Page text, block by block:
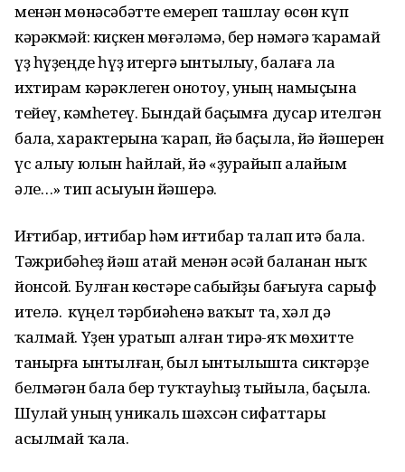
менән мөнәсәбәтте емереп ташлау өсөн күп
кәрәкмәй: киҫкен мөғәләмә, бер нәмәгә ҡарамай
үҙ һүҙеңде һүҙ итергә ынтылыу, балаға ла
ихтирам кәрәклеген онотоу, уның намыҫына
тейеү, кәмһетеү. Бындай баҫымға дусар ителгән
бала, характерына ҡарап, йә баҫыла, йә йәшерен
үс алыу юлын һайлай, йә «ҙурайып алайым
әле…» тип асыуын йәшерә.
Иғтибар, иғтибар һәм иғтибар талап итә бала.
Тәжрибәһеҙ йәш атай менән әсәй баланан ныҡ
йонсой. Булған көстәре сабыйҙы бағыуға сарыф
ителә. Ә күңел тәрбиәһенә ваҡыт та, хәл дә
ҡалмай. Үҙен уратып алған тирә-яҡ мөхитте
танырға ынтылған, был ынтылышта сиктәрҙе
белмәгән бала бер туҡтауһыҙ тыйыла, баҫыла.
Шулай уның уникаль шәхсән сифаттары
асылмай ҡала.